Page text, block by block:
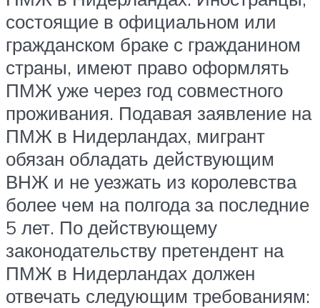
состоящие в официальном или
гражданском браке с гражданином
страны, имеют право оформлять
ПМЖ уже через год совместного
проживания. Подавая заявление на
ПМЖ в Нидерландах, мигрант
обязан обладать действующим
ВНЖ и не уезжать из королевства
более чем на полгода за последние
5 лет. По действующему
законодательству претендент на
ПМЖ в Нидерландах должен
отвечать следующим требованиям: